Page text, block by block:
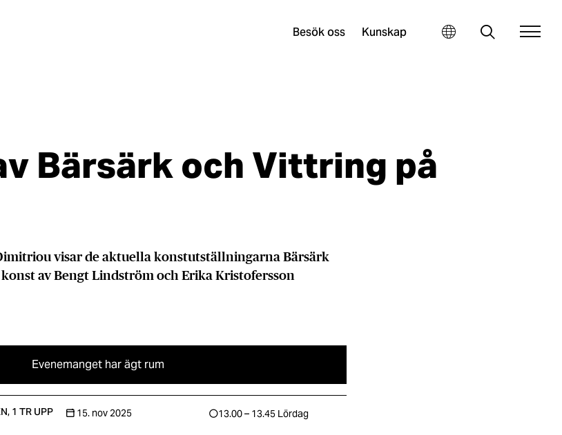
Besök oss Kunskap
Bärsärk och Vittring på
visar de aktuella konstutställningarna Bärsärk
av Bengt Lindström och Erika Kristofersson
Evenemanget har ägt rum
1 TR UPP
15. nov 2025 13.00 – 13.45 Lördag